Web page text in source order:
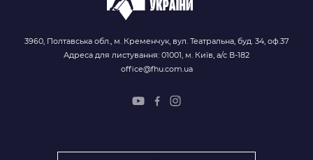
3960, Полтавська обл., м. Кременчук, вул. Театральна, буд. 34, оф.37
Адреса для листування: 01001, м. Київ, а/с В-182
office@fhu.com.ua